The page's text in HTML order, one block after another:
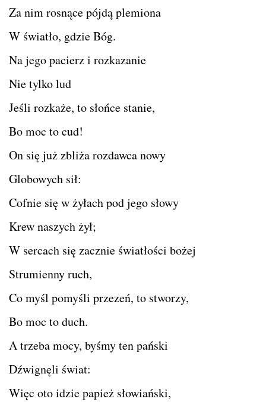
Za nim rosnące pójdą plemiona
W światło, gdzie Bóg.
Na jego pacierz i rozkazanie
Nie tylko lud
Jeśli rozkaże, to słońce stanie,
Bo moc to cud!
On się już zbliża rozdawca nowy
Globowych sił:
Cofnie się w żyłach pod jego słowy
Krew naszych żył;
W sercach się zacznie światłości bożej
Strumienny ruch,
Co myśl pomyśli przezeń, to stworzy,
Bo moc to duch.
A trzeba mocy, byśmy ten pański
Dźwignęli świat:
Więc oto idzie papież słowiański,